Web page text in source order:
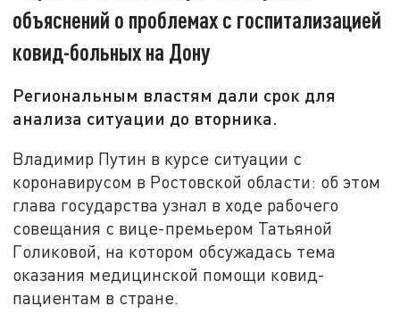
объяснений о проблемах с госпитализацией
ковид-больных на Дону
Региональным властям дали срок для
анализа ситуации до вторника.
Владимир Путин в курсе ситуации с
коронавирусом в Ростовской области: об этом
глава государства узнал в ходе рабочего
совещания с вице-премьером Татьяной
Голиковой, на котором обсужадась тема
оказания медицинской помощи ковид-
пациентам в стране.